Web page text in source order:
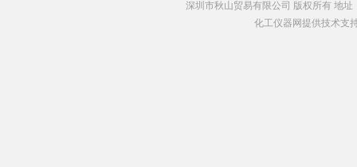
深圳市秋山贸易有限公司 版权所有 地
化工仪器网提供技术支